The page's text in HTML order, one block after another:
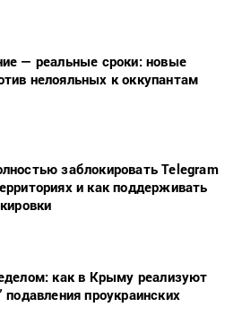
— реальные сроки: новые
нелояльных к оккупантам
заблокировать Telegram
и как поддерживать
как в Крыму реализуют
подавления проукраинских